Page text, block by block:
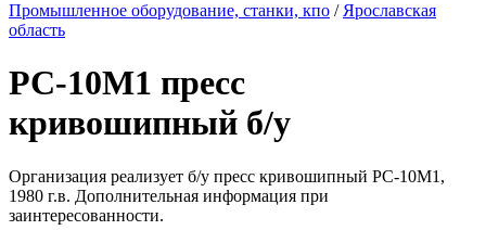
Промышленное оборудование, станки, кпо / Ярославская
область
РС-10М1 пресс
кривошипный б/у
Организация реализует б/у пресс кривошипный РС-10М1,
1980 г.в. Дополнительная информация при
заинтересованности.